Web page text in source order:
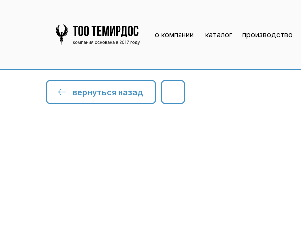
производство
каталог
о компании
вернуться назад